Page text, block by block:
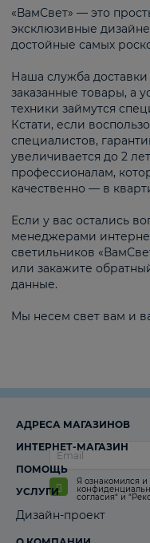
«ВамСвет» — это
эксклюзивные
достойные самых
Наша служба
заказанные товары, а
техники займутся
Кстати, если
специалистов,
увеличивается до 2
профессионалам,
качественно — в
Если у вас остались
менеджерами
светильников
или закажите
данные.
Мы несем свет вам и
Я ознакомился
согласия“ и
АДРЕСА МАГАЗИНОВ
ИНТЕРНЕТ-МАГАЗИН
ПОМОЩЬ
УСЛУГИ
Дизайн-проект